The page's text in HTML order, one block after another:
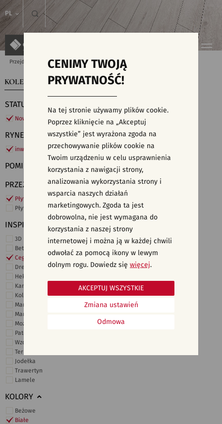
PL
Przejdź do strony głównej Kolekcje
KOLEKCJE WYSZUKIWARKA PŁYTEK
STATUS
Nowości
RYNEK
inwestycje
POMIESZCZENIE
PRZEZNACZENIE
Płytki ścienne
Płytki podłogowe
INSPIRACJE
3D i struktury
Beton
Cegiełki
Drewno
Heksagonalne
Kamień
Kolor
Marmur
Marokańskie
Mozaika
Patchwork
Wzory i motywy
Terrazzo
Jodełka
Trawertyn
Lamele
KOLORY
Beżowe
Białe
CENIMY TWOJĄ
PRYWATNOŚĆ!
Na tej stronie używamy plików cookie.
Poprzez kliknięcie na „Akceptuj
wszystkie” jest wyrażona zgoda na
przechowywanie plików cookie na
Twoim urządzeniu w celu usprawnienia
korzystania z nawigacji strony,
analizowania wykorzystania strony i
wsparcia naszych działań
marketingowych. Zgoda ta jest
dobrowolna, nie jest wymagana do
korzystania z naszej strony
internetowej i można ją w każdej chwili
odwołać za pomocą ikony w lewym
dolnym rogu. Dowiedz się więcej.
Odmowa
Zmiana ustawień
AKCEPTUJ WSZYSTKIE